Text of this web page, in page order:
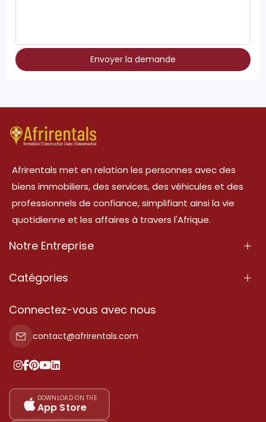
Envoyer la demande
Afrirentals met en relation les personnes avec des
biens immobiliers, des services, des véhicules et des
professionnels de confiance, simplifiant ainsi la vie
quotidienne et les affaires à travers l'Afrique.
Notre Entreprise
À Propos
Conditions d'Utilisation
Politique de Confidentialité
Nos tarifs
Plan du site
Catégories
Propriété
Propriété à vendre
Propriété à louer
Ajoutez votre témoignage
Connectez-vous avec nous
contact@afrirentals.com
DOWNLOAD ON THE
App Store